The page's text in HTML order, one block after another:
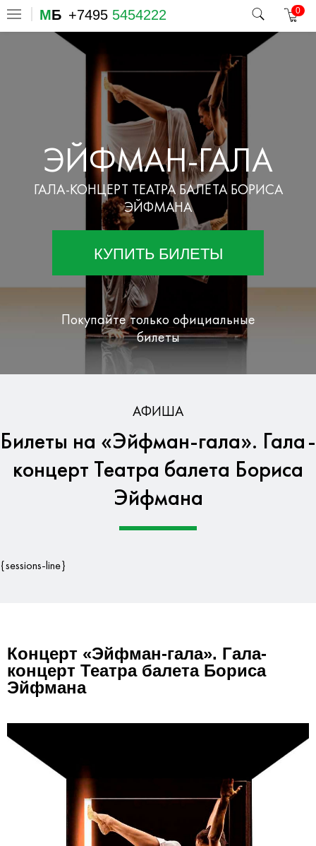
МБ +7495 5454222 0
ЭЙФМАН-ГАЛА
ГАЛА-КОНЦЕРТ ТЕАТРА БАЛЕТА БОРИСА
ЭЙФМАНА
КУПИТЬ БИЛЕТЫ
Покупайте только официальные
билеты
Гарантия безопасности данных
АФИША
Билеты на «Эйфман-гала». Гала-
концерт Театра балета Бориса
Эйфмана
{sessions-line}
Концерт «Эйфман-гала». Гала-
концерт Театра балета Бориса
Эйфмана